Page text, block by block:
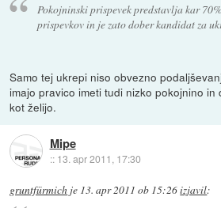
Pokojninski prispevek predstavlja kar
prispevkov in je zato dober kandidat za
Samo tej ukrepi niso obvezno
imajo pravico imeti tudi nizko pokojnino
kot želijo.
Mipe
:: 13. apr 2011, 17:30
gruntfürmich je 13. apr 2011 ob 15:26izjavil: